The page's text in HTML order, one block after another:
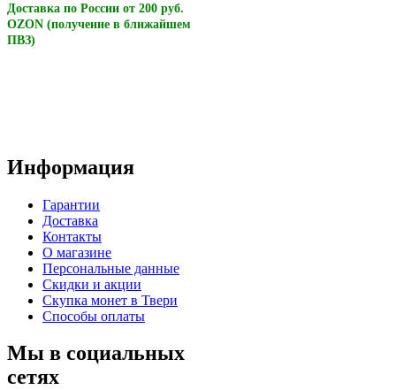
Доставка по России от 200 руб.
OZON (получение в ближайшем
ПВЗ)
Информация
Гарантии
Доставка
Контакты
О магазине
Персональные данные
Скидки и акции
Скупка монет в Твери
Способы оплаты
Мы в социальных
сетях